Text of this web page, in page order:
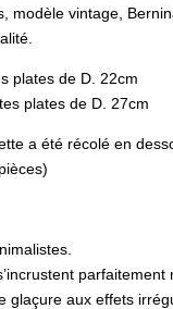
initial
était :
CHF 120.CHF
modèle vintage,
plates de D. 22cm
plates de D. 27cm
a été récolé en
parfaitement
glaçure aux effets